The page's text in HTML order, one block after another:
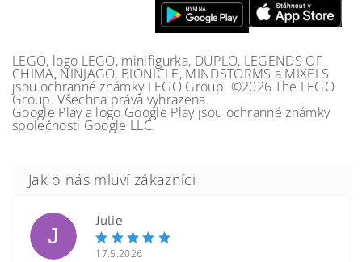
LEGO, logo LEGO, minifigurka, DUPLO, LEGENDS OF
CHIMA, NINJAGO, BIONICLE, MINDSTORMS a MIXELS
jsou ochranné známky LEGO Group. ©2026 The LEGO
Group. Všechna práva vyhrazena.
Google Play a logo Google Play jsou ochranné známky
společnosti Google LLC.
J
Julie
17.5.2026